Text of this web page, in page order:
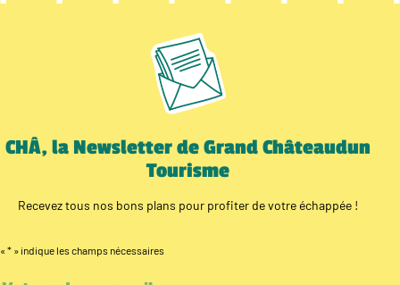
CHÂ, la Newsletter de Grand Châteaudun
Tourisme
Recevez tous nos bons plans pour profiter de votre échappée !
« * » indique les champs nécessaires